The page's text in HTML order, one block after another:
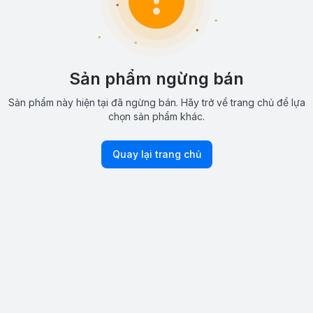
Sản phẩm ngừng bán
Sản phẩm này hiện tại đã ngừng bán. Hãy trở về trang chủ để lựa
chọn sản phẩm khác.
Quay lại trang chủ